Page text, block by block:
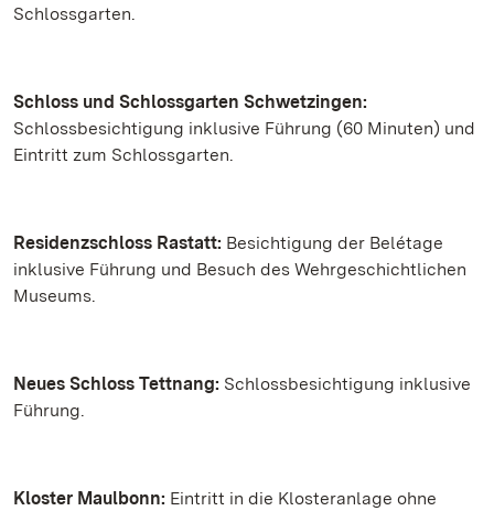
Schlossgarten.
Schloss und Schlossgarten Schwetzingen:
Schlossbesichtigung inklusive Führung (60 Minuten) und
Eintritt zum Schlossgarten.
Residenzschloss Rastatt: Besichtigung der Belétage
inklusive Führung und Besuch des Wehrgeschichtlichen
Museums.
Neues Schloss Tettnang: Schlossbesichtigung inklusive
Führung.
Kloster Maulbonn: Eintritt in die Klosteranlage ohne